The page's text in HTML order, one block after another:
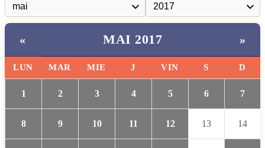
« MAI 2017 »
LUN MAR MIE J VIN S D
1 2 3 4 5 6 7
8 9 10 11 12 13 14